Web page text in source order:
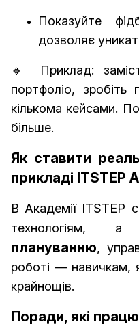
Показуйте
дозволяє
🔹 Приклад:
портфоліо, зробіть
кількома кейсами.
більше.
Як ставити
прикладі ITSTEP
В Академії ITSTEP
плануванню,
роботі — навичкам,
крайнощів.
Поради, які